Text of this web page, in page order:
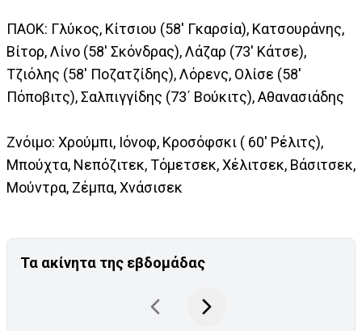
ΠΑΟΚ: Γλύκος, Κίτσιου (58' Γκαρσία), Κατσουράνης,
Βίτορ, Λίνο (58' Σκόνδρας), Λάζαρ (73' Κάτσε),
Τζιόλης (58' Ποζατζίδης), Λόρενς, Ολίσε (58'
Πόποβιτς), Σαλπιγγίδης (73΄ Βούκιτς), Αθανασιάδης
Zνόιμο: Χρούμπι, Ιόνοφ, Κροσόφσκι ( 60' Ρέλιτς),
Μπούχτα, Νεπόζιτεκ, Τόμετσεκ, Χέλιτσεκ, Βάσιτσεκ,
Μούντρα, Ζέμπα, Χνάσισεκ
Τα ακίνητα της εβδομάδας